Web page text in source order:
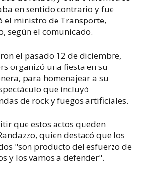
en sentido contrario y fue
el ministro de Transporte,
según el comunicado.
el pasado 12 de diciembre,
organizó una fiesta en su
para homenajear a su
que incluyó
de rock y fuegos artificiales.
que estos actos queden
quien destacó que los
"son producto del esfuerzo de
y los vamos a defender".